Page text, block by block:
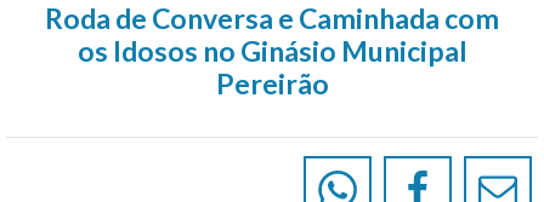
Roda de Conversa e Caminhada com
os Idosos no Ginásio Municipal
Pereirão